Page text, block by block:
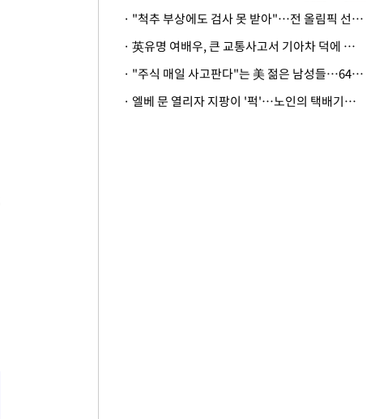
· "척추 부상에도 검사 못 받아"…전 올림픽 선수, 美봅슬레이협회 상대 소송
· 英유명 여배우, 큰 교통사고서 기아차 덕에 살았다
· "주식 매일 사고판다"는 美 젊은 남성들…64%가 "나는 인생의 패배자“
· 엘베 문 열리자 지팡이 '퍽'…노인의 택배기사 폭행 이유